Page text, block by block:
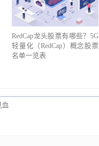
RedCap龙头股票有哪些？5G
轻量化（RedCap）概念股票
名单一览表